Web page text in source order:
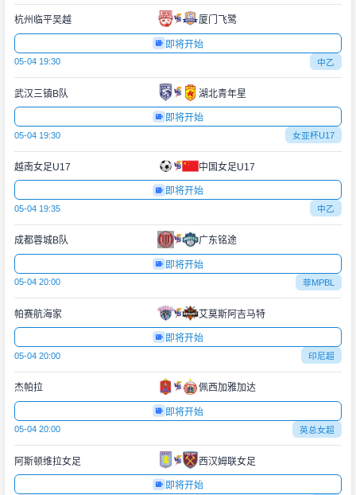
杭州临平吴越 厦门飞鹭
即将开始
05-04 19:30 中乙
武汉三镇B队 湖北青年星
即将开始
05-04 19:30 女亚杯U17
越南女足U17 中国女足U17
即将开始
05-04 19:35 中乙
成都蓉城B队 广东铭途
即将开始
05-04 20:00 菲MPBL
帕赛航海家 艾莫斯阿吉马特
即将开始
05-04 20:00 印尼超
杰帕拉 佩西加雅加达
即将开始
05-04 20:00 英总女超
阿斯顿维拉女足 西汉姆联女足
即将开始